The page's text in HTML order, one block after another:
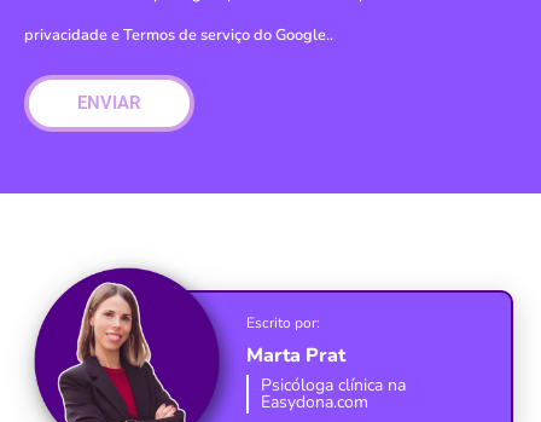
privacidadeeTermos de serviço do Google..
ENVIAR
Escrito por:
Marta Prat
Psicóloga clínica na
Easydona.com